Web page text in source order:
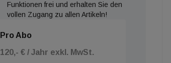
Funktionen frei und erhalten Sie den
vollen Zugang zu allen Artikeln!
Pro Abo
120,- € / Jahr exkl. MwSt.